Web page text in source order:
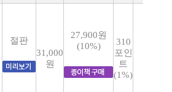
절판
31,000
원
27,900원
(10%)
310
포인
트
(1%)